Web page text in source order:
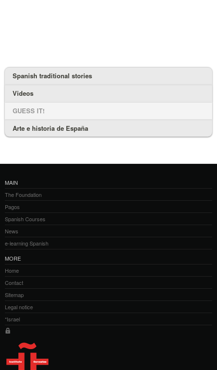
Spanish traditional stories
Videos
GUESS IT!
Arte e historia de España
MAIN
The Foundation
Pagos
Spanish Courses
News
e-learning Spanish
MORE
Home
Contact
Sitemap
Legal notice
*Israel